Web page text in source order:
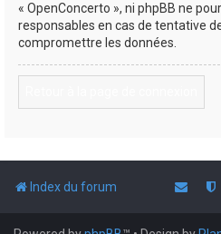
« OpenConcerto », ni phpBB ne
responsables en cas de tentative
compromettre les données.
Index du forum